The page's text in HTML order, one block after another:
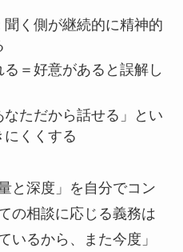
聞く側が継続的に精神的
＝好意があると誤解し
なただから話せる」とい
にくくする
と深度」を自分でコン
の相談に応じる義務は
いるから、また今度」